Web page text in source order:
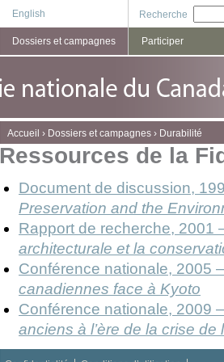
English Recherche
You are here
Accueil › Dossiers et campagnes › Durabilité
Ressources de la
Document de discussion,
Preservation and the
Rapport de recherche, 2001
architecturale et la
Conférence nationale, 2005
canadiennes face à Kyoto
Conférence nationale, 2009
anciens à l’ère de la crise de
Dossiers et campagnes Participer